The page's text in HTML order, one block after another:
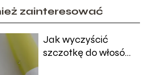
zainteresować
Jak wyczyścić
szczotkę do włosów: